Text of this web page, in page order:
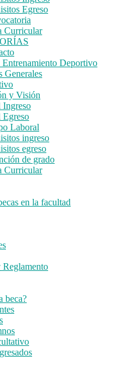
Egreso
Curricular
Entrenamiento Deportivo
Generales
y Visión
Ingreso
Egreso
Laboral
ingreso
egreso
de grado
Curricular
en la facultad
beca?